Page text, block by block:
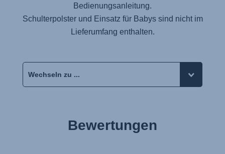
Bedienungsanleitung.
Schulterpolster und Einsatz für Babys sind nicht im
Lieferumfang enthalten.
Bewertungen